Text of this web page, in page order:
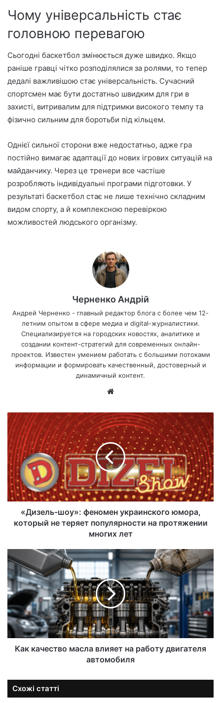
Чому універсальність стає
головною перевагою
Сьогодні баскетбол змінюється дуже швидко. Якщо
раніше гравці чітко розподілялися за ролями, то тепер
дедалі важливішою стає універсальність. Сучасний
спортсмен має бути достатньо швидким для гри в
захисті, витривалим для підтримки високого темпу та
фізично сильним для боротьби під кільцем.
Однієї сильної сторони вже недостатньо, адже гра
постійно вимагає адаптації до нових ігрових ситуацій на
майданчику. Через це тренери все частіше
розробляють індивідуальні програми підготовки. У
результаті баскетбол стає не лише технічно складним
видом спорту, а й комплексною перевіркою
можливостей людського організму.
Черненко Андрій
Андрей Черненко - главный редактор блога с более чем 12-
летним опытом в сфере медиа и digital-журналистики.
Специализируется на городских новостях, аналитике и
создании контент-стратегий для современных онлайн-
проектов. Известен умением работать с большими потоками
информации и формировать качественный, достоверный и
динамичный контент.
«Дизель-шоу»: феномен украинского юмора,
который не теряет популярности на протяжении
многих лет
Как качество масла влияет на работу двигателя
автомобиля
Схожі статті